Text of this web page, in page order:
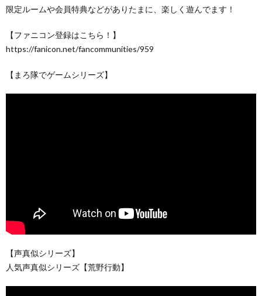
限定ルームや会員特典などがありたまに、楽しく遊んでます！
【ファニコン登録はこちら！】
https://fanicon.net/fancommunities/959
【まろ隊でゲームシリーズ】
【声真似シリーズ】
人気声真似シリーズ【荒野行動】